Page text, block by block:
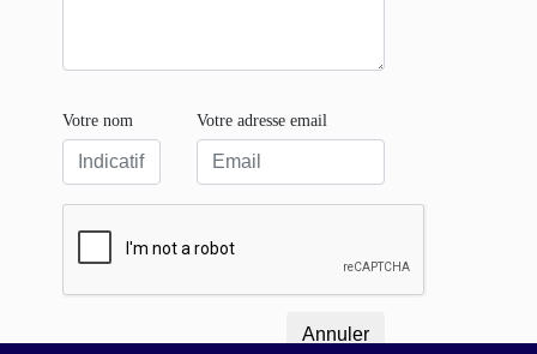
Votre nom Votre adresse email